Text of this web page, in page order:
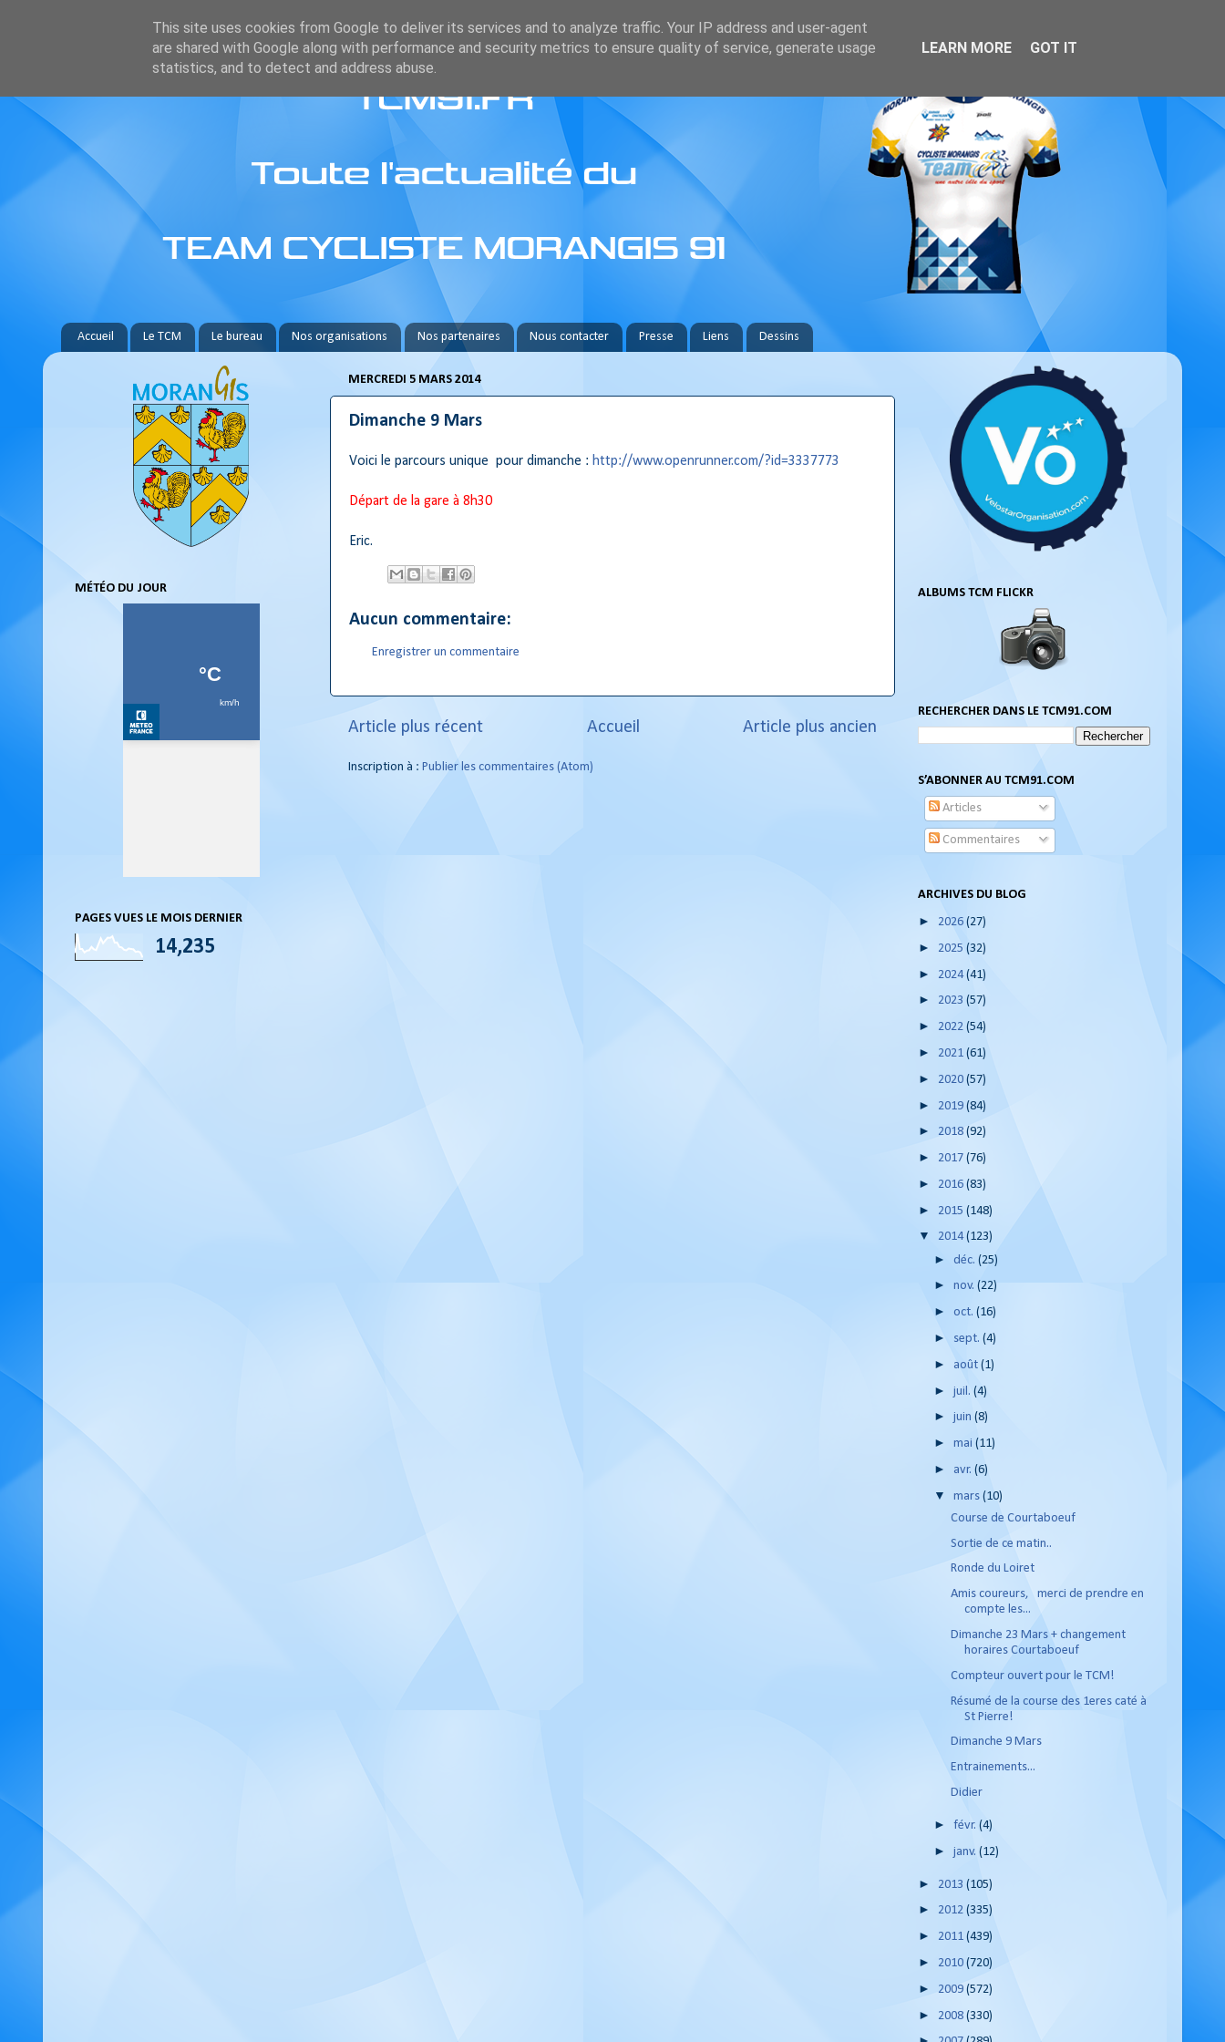
Accueil Le TCM Le bureau Nos organisations Nos partenaires Nous contacter Presse Liens Dessins
MERCREDI 5 MARS 2014
Dimanche 9 Mars
Voici le parcours unique pour dimanche : http://www.openrunner.com/?id=3337773
Départ de la gare à 8h30
Eric.
Aucun commentaire:
Enregistrer un commentaire
Article plus récent Article plus ancien
Accueil
Inscription à : Publier les commentaires (Atom)
MÉTÉO DU JOUR
PAGES VUES LE MOIS DERNIER
14,235
ALBUMS TCM FLICKR
RECHERCHER DANS LE TCM91.COM
S’ABONNER AU TCM91.COM
Articles
Commentaires
ARCHIVES DU BLOG
► 2026 (27)
► 2025 (32)
► 2024(41)
► 2023 (57)
► 2022 (54)
► 2021 (61)
► 2020 (57)
► 2019 (84)
► 2018 (92)
► 2017 (76)
► 2016 (83)
► 2015 (148)
▼ 2014(123)
►déc.(25)
►nov.(22)
► oct.(16)
► sept.(4)
► août(1)
►juil.(4)
►juin(8)
►mai(11)
► avr.(6)
▼mars(10)
Course de Courtaboeuf
Sortie de ce matin..
Ronde du Loiret
Amis coureurs, merci de prendre en
compte les...
Dimanche 23 Mars + changement
horaires Courtaboeuf
Compteur ouvert pour le TCM!
Résumé de la course des 1eres caté à
St Pierre!
Dimanche 9 Mars
Entrainements...
Didier
►févr.(4)
►janv.(12)
► 2013 (105)
► 2012 (335)
► 2011 (439)
► 2010 (720)
► 2009 (572)
► 2008 (330)
This site uses cookies from Google to deliver its services and to analyze traffic. Your IP address and user-agent
are shared with Google along with performance and security metrics to ensure quality of service, generate usage
statistics, and to detect and address abuse.
LEARN MORE GOT IT